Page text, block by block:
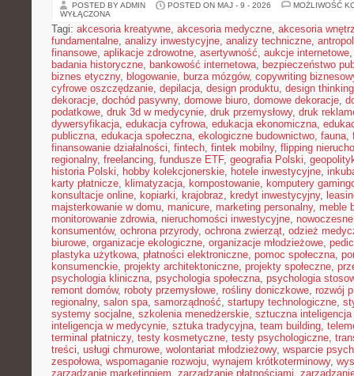
POSTED BY ADMIN POSTED ON MAJ - 9 - 2026
MOŻLIWOŚĆ
WYŁĄCZONA
Tagi: akcesoria kreatywne, akcesoria medyczne, akcesoria
fundamentalne, analizy inwestycyjne, analizy techniczne,
finansowe, aplikacje zdrowotne, asertywność, aukcje internetowe
badania historyczne, bankowość internetowa, bezpieczeństwo
biznes etyczny, blogowanie, burza mózgów, copywriting
cyfrowe oszczędzanie, depilacja, design produktu, design thinking
dekoracje, dochód pasywny, domowe biuro, domowe dekoracje,
podatkowe, druk 3d w medycynie, druk przemysłowy, druk
dywersyfikacja, edukacja cyfrowa, edukacja ekonomiczna,
publiczna, edukacja społeczna, ekologiczne budownictwo, fauna,
finansowanie działalności, fintech, fintek mobilny, flipping
regionalny, freelancing, fundusze ETF, geografia Polski,
historia Polski, hobby kolekcjonerskie, hotele inwestycyjne,
karty płatnicze, klimatyzacja, kompostowanie, komputery
konsultacje online, kopiarki, krajobraz, kredyt inwestycyjny,
majsterkowanie w domu, manicure, marketing personalny, meble
monitorowanie zdrowia, nieruchomości inwestycyjne,
konsumentów, ochrona przyrody, ochrona zwierząt, odzież
biurowe, organizacje ekologiczne, organizacje młodzieżowe,
plastyka użytkowa, płatności elektroniczne, pomoc społeczna,
konsumenckie, projekty architektoniczne, projekty społeczne,
psychologia kliniczna, psychologia społeczna, psychologia
remont domów, roboty przemysłowe, rośliny doniczkowe, rozwój
regionalny, salon spa, samorządność, startupy technologiczne,
systemy socjalne, szkolenia menedżerskie, sztuczna
inteligencja w medycynie, sztuka tradycyjna, team building,
terminal płatniczy, testy kosmetyczne, testy psychologiczne,
treści, usługi chmurowe, wolontariat młodzieżowy, wsparcie
zespołowa, wspomaganie rozwoju, wynajem krótkoterminowy,
zarządzanie marketingiem, zarządzanie płatnościami,